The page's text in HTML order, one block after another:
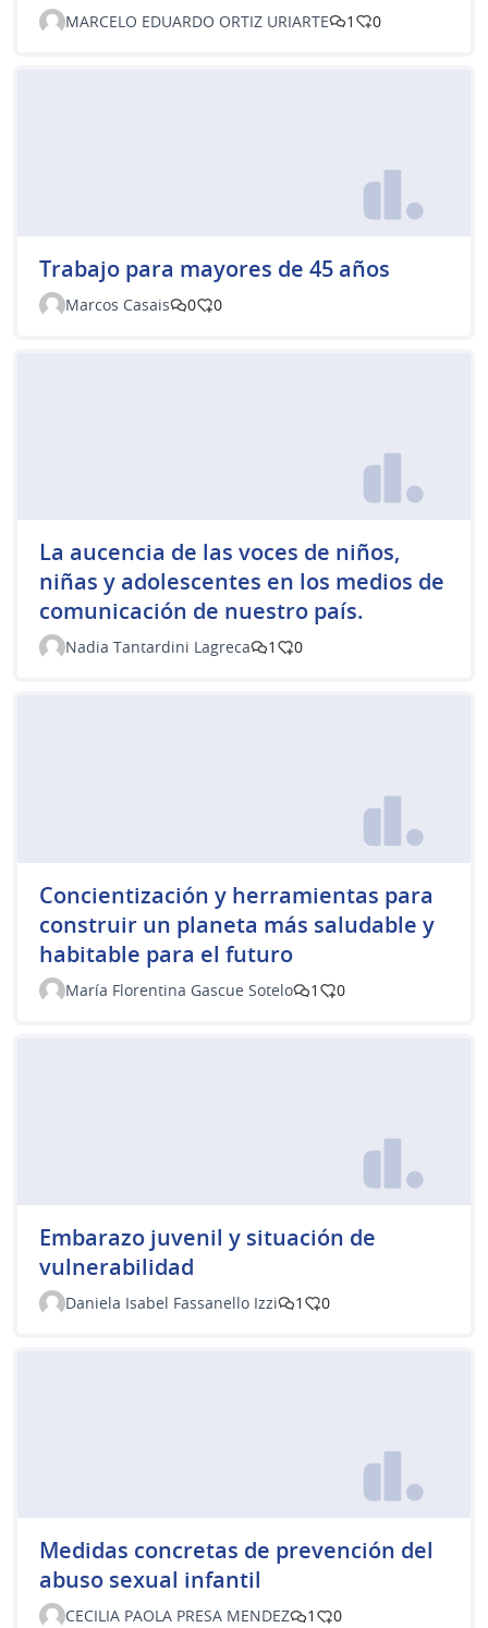
MARCELO EDUARDO ORTIZ URIARTE 1 0
Trabajo para mayores de 45 años
Marcos Casais 0 0
La aucencia de las voces de niños,
niñas y adolescentes en los medios de
comunicación de nuestro país.
Nadia Tantardini Lagreca 1 0
Concientización y herramientas para
construir un planeta más saludable y
habitable para el futuro
María Florentina Gascue Sotelo 1 0
Embarazo juvenil y situación de
vulnerabilidad
Daniela Isabel Fassanello Izzi 1 0
Medidas concretas de prevención del
abuso sexual infantil
CECILIA PAOLA PRESA MENDEZ 1 0